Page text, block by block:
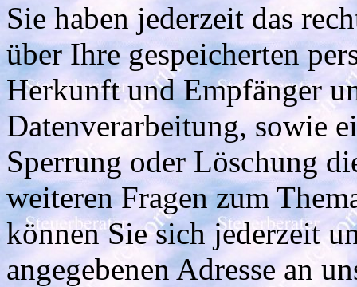
Sie haben jederzeit das
über Ihre gespeicherten
Herkunft und Empfänger
Datenverarbeitung, sowie
Sperrung oder Löschung
weiteren Fragen zum
können Sie sich jederzeit
angegebenen Adresse an